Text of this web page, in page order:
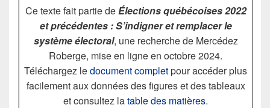
Ce texte fait partie deÉlections québécoises 2022
et précédentes : S’indigner et remplacer le
système électoral, une recherche de Mercédez
Roberge, mise en ligne en octobre 2024.
Téléchargez ledocument completpour accéder plus
facilement aux données des figures et des tableaux
et consultez latable des matières.